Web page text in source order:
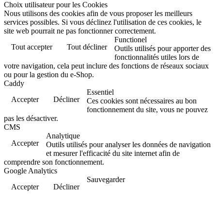
Choix utilisateur pour les Cookies
Nous utilisons des cookies afin de vous proposer les meilleurs
services possibles. Si vous déclinez l'utilisation de ces cookies, le
site web pourrait ne pas fonctionner correctement.
Tout accepter
Tout décliner
Functionel
Outils utilisés pour apporter des
fonctionnalités utiles lors de
votre navigation, cela peut inclure des fonctions de réseaux sociaux
ou pour la gestion du e-Shop.
Caddy
Accepter
Décliner
Essentiel
Ces cookies sont nécessaires au bon
fonctionnement du site, vous ne pouvez
pas les désactiver.
CMS
Accepter
Analytique
Outils utilisés pour analyser les données de navigation
et mesurer l'efficacité du site internet afin de
comprendre son fonctionnement.
Google Analytics
Accepter
Décliner
Sauvegarder